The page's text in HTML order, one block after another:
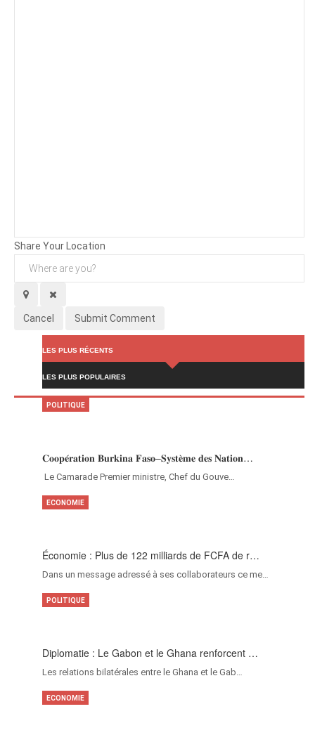
Share Your Location
Cancel Submit Comment
LES PLUS RÉCENTS
LES PLUS POPULAIRES
𝐂𝐨𝐨𝐩𝐞́𝐫𝐚𝐭𝐢𝐨𝐧 𝐁𝐮𝐫𝐤𝐢𝐧𝐚 𝐅𝐚𝐬𝐨–𝐒𝐲𝐬𝐭𝐞̀𝐦𝐞 𝐝𝐞𝐬 𝐍𝐚𝐭𝐢𝐨𝐧…
‎Le Camarade Premier ministre, Chef du Gouve…
POLITIQUE
Économie : Plus de 122 milliards de FCFA de r…
Dans un message adressé à ses collaborateurs ce me…
ECONOMIE
Diplomatie : Le Gabon et le Ghana renforcent …
Les relations bilatérales entre le Ghana et le Gab…
POLITIQUE
ECONOMIE